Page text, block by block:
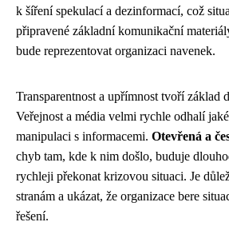
k šíření spekulací a dezinformací, což
připravené základní komunikační
bude reprezentovat organizaci navenek.
Transparentnost a upřímnost tvoří základ
Veřejnost a média velmi rychle odhalí
manipulaci s informacemi. Otevřená a
chyb tam, kde k nim došlo, buduje
rychleji překonat krizovou situaci. Je
stranám a ukázat, že organizace bere
řešení.